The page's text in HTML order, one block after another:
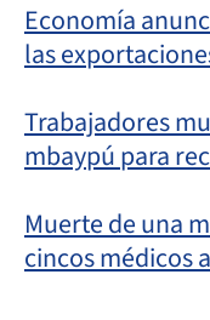
Economía
las
Trabajadores
mbaypú para
Muerte de una
cincos médicos